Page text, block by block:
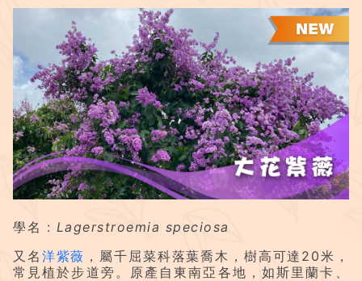
學名 : Lagerstroemia speciosa
又名 洋紫薇 ，屬千屈菜科落葉喬木，樹高可達20米，
常見植於步道旁。原產自東南亞各地，如斯里蘭卡、